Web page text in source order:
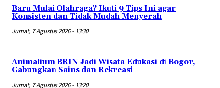
Baru Mulai Olahraga? Ikuti 9 Tips Ini agar
Konsisten dan Tidak Mudah Menyerah
Jumat, 7 Agustus 2026 - 13:30
Animalium BRIN Jadi Wisata Edukasi di Bogor,
Gabungkan Sains dan Rekreasi
Jumat, 7 Agustus 2026 - 13:20